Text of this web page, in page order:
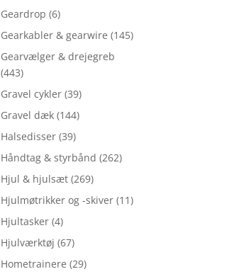
Geardrop (6)
Gearkabler & gearwire (145)
Gearvælger & drejegreb
(443)
Gravel cykler (39)
Gravel dæk (144)
Halsedisser (39)
Håndtag & styrbånd (262)
Hjul & hjulsæt (269)
Hjulmøtrikker og -skiver (11)
Hjultasker (4)
Hjulværktøj (67)
Hometrainere (29)